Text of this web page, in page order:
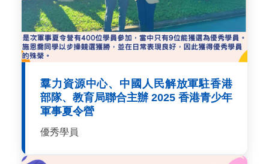
羣力資源中心、中國人民解放軍駐香港
部隊、教育局聯合主辦 2025 香港青少年
軍事夏令營
優秀學員